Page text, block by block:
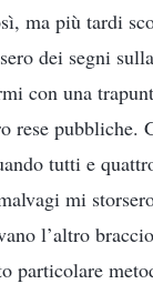
ma più tardi
dei segni
con una
rese
tutti e
mi
l’altro
particolare